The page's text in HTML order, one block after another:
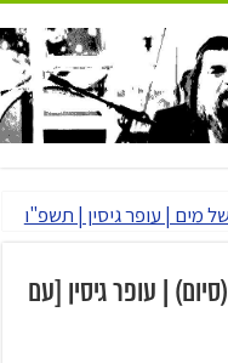
מעשה מחכם ותם | מפגש מס' 5 (סיום) | עופר גיסין [עם